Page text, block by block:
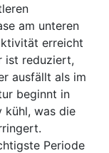
am unteren
erreicht
ist reduziert,
ausfällt als im
beginnt in
kühl, was die
Periode